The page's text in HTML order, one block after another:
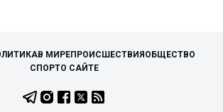
В МИРЕПРОИСШЕСТВИЯОБЩЕСТВО
СПОРТО САЙТЕ